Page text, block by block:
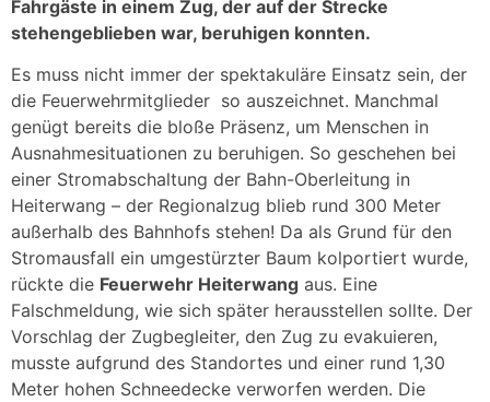
Fahrgäste in einem Zug, der auf der Strecke
stehengeblieben war, beruhigen konnten.
Es muss nicht immer der spektakuläre Einsatz sein, der
die Feuerwehrmitglieder so auszeichnet. Manchmal
genügt bereits die bloße Präsenz, um Menschen in
Ausnahmesituationen zu beruhigen. So geschehen bei
einer Stromabschaltung der Bahn-Oberleitung in
Heiterwang – der Regionalzug blieb rund 300 Meter
außerhalb des Bahnhofs stehen! Da als Grund für den
Stromausfall ein umgestürzter Baum kolportiert wurde,
rückte die Feuerwehr Heiterwang aus. Eine
Falschmeldung, wie sich später herausstellen sollte. Der
Vorschlag der Zugbegleiter, den Zug zu evakuieren,
musste aufgrund des Standortes und einer rund 1,30
Meter hohen Schneedecke verworfen werden. Die